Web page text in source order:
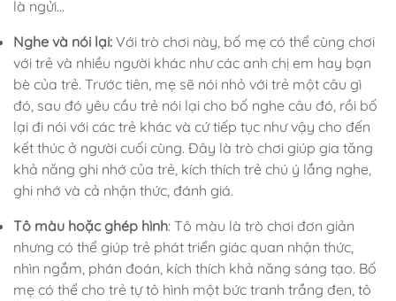
là ngửi…
Nghe và nói lại: Với trò chơi này, bố mẹ có thể cùng chơi
với trẻ và nhiều người khác như các anh chị em hay bạn
bè của trẻ. Trước tiên, mẹ sẽ nói nhỏ với trẻ một câu gì
đó, sau đó yêu cầu trẻ nói lại cho bố nghe câu đó, rồi bố
lại đi nói với các trẻ khác và cứ tiếp tục như vậy cho đến
kết thúc ở người cuối cùng. Đây là trò chơi giúp gia tăng
khả năng ghi nhớ của trẻ, kích thích trẻ chú ý lắng nghe,
ghi nhớ và cả nhận thức, đánh giá.
Tô màu hoặc ghép hình: Tô màu là trò chơi đơn giản
nhưng có thể giúp trẻ phát triển giác quan nhận thức,
nhìn ngắm, phán đoán, kích thích khả năng sáng tạo. Bố
mẹ có thể cho trẻ tự tô hình một bức tranh trắng đen, tô